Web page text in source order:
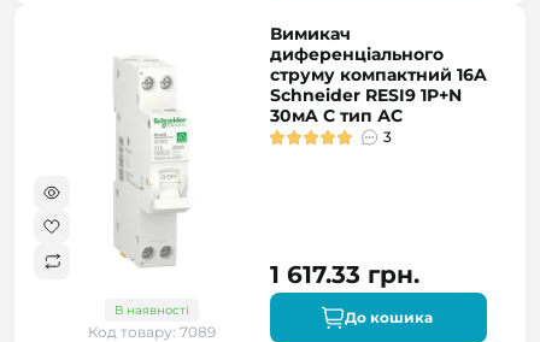
В наявності
Код товару: 7089
Вимикач
диференціального
струму компактний 16A
Schneider RESI9 1P+N
30мA C тип АC
3
1 617.33 грн.
До кошика